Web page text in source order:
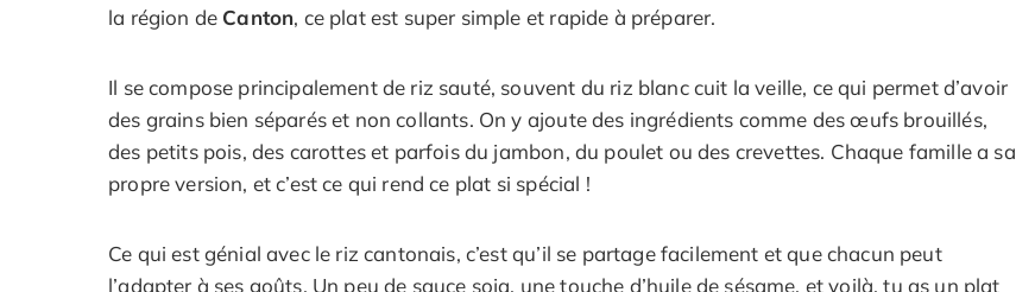
la région de Canton, ce plat est super simple et rapide à préparer.
Il se compose principalement de riz sauté, souvent du riz blanc cuit la veille, ce qui permet d’avoir
des grains bien séparés et non collants. On y ajoute des ingrédients comme des œufs brouillés,
des petits pois, des carottes et parfois du jambon, du poulet ou des crevettes. Chaque famille a sa
propre version, et c’est ce qui rend ce plat si spécial !
Ce qui est génial avec le riz cantonais, c’est qu’il se partage facilement et que chacun peut
l’adapter à ses goûts. Un peu de sauce soja, une touche d’huile de sésame, et voilà, tu as un plat